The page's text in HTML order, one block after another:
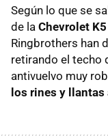
Según lo que se
de la Chevrolet
Ringbrothers han
retirando el techo
antivuelvo muy
los rines y llantas